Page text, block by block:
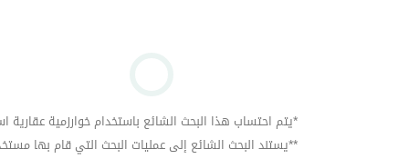
*يتم احتساب هذا البحث الشائع باستخدام خوارزمية عقارية
**يستند البحث الشائع إلى عمليات البحث التي قام بها مستخدمي